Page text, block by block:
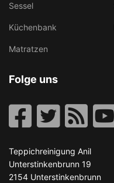
Sessel
Küchenbank
Matratzen
Folge uns
Teppichreinigung Anil
Unterstinkenbrunn 19
2154 Unterstinkenbrunn